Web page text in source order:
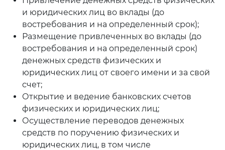
и юридических лиц во вклады (до
востребования и на определенный срок);
Размещение привлеченных во вклады (до
востребования и на определенный срок)
денежных средств физических и
юридических лиц от своего имени и за свой
счет;
Открытие и ведение банковских счетов
физических и юридических лиц;
Осуществление переводов денежных
средств по поручению физических и
юридических лиц, в том числе